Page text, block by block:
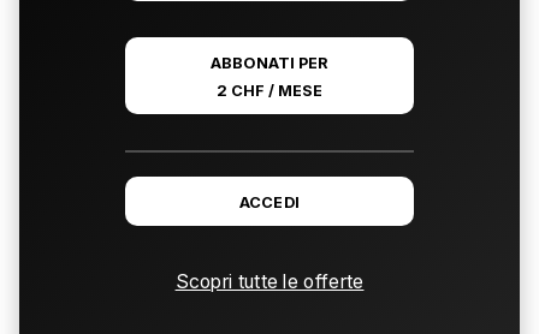
ABBONATI PER
2 CHF / MESE
ACCEDI
Scopri tutte le offerte